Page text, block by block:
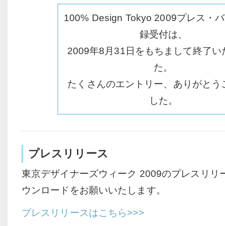
100% Design Tokyo 2009プレス・
録受付は、
2009年8月31日をもちまして終了い
た。
たくさんのエントリー、ありがとう
した。
プレスリリース
東京デザイナーズウィーク 2009のプレスリリ
ウンロードをお願いいたします。
プレスリリースはこちら>>>